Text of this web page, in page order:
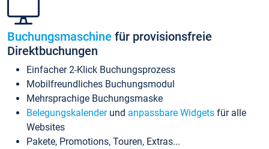
Buchungsmaschine für provisionsfreie
Direktbuchungen
Einfacher 2-Klick Buchungsprozess
Mobilfreundliches Buchungsmodul
Mehrsprachige Buchungsmaske
Belegungskalenderund anpassbare Widgets für alle
Websites
Pakete, Promotions, Touren, Extras...